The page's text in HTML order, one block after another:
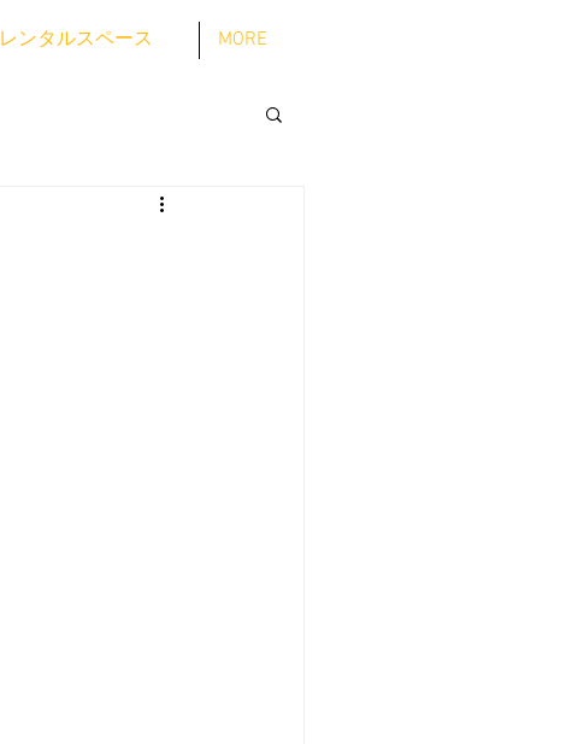
レンタルスペース MORE